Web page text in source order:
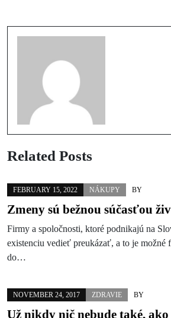
Related Posts
FEBRUARY 15, 2022 NÁKUPY BY
Zmeny sú bežnou súčasťou
Firmy a spoločnosti, ktoré podnikajú na
existenciu vedieť preukázať, a to je možné
do…
NOVEMBER 24, 2017 ZDRAVIE BY
Už nikdy nič nebude také,